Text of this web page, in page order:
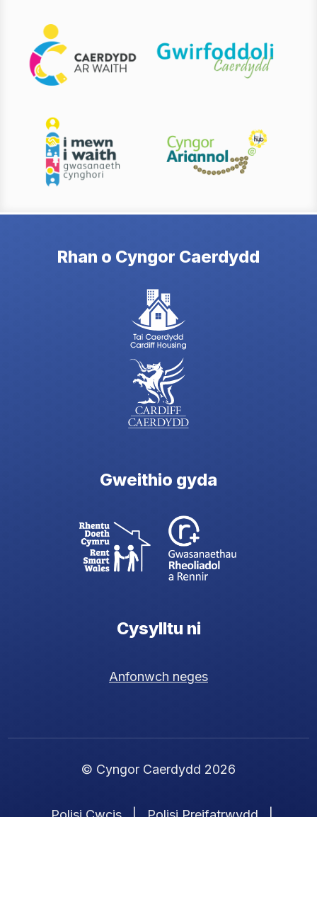
Rhan o Cyngor Caerdydd
Gweithio gyda
Cysylltu ni
Anfonwch neges
© Cyngor Caerdydd 2026
Polisi Cwcis | Polisi Preifatrwydd |